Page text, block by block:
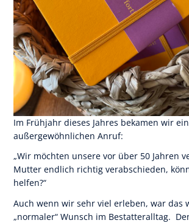
Im Frühjahr dieses Jahres bekamen wir
außergewöhnlichen Anruf:
„Wir möchten unsere vor über 50 Jahren
Mutter endlich richtig verabschieden,
helfen?“
Auch wenn wir sehr viel erleben, war das
„normaler“ Wunsch im Bestatteralltag.